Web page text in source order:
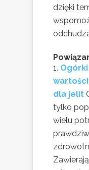
dzięki
dla jelit
tylko
wielu